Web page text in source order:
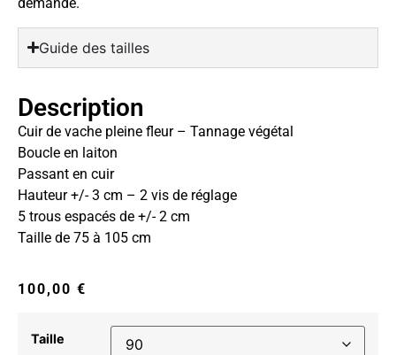
Guide des tailles
Description
Cuir de vache pleine fleur – Tannage végétal
Boucle en laiton
Passant en cuir
Hauteur +/- 3 cm – 2 vis de réglage
5 trous espacés de +/- 2 cm
Taille de 75 à 105 cm
100,00 €
Taille